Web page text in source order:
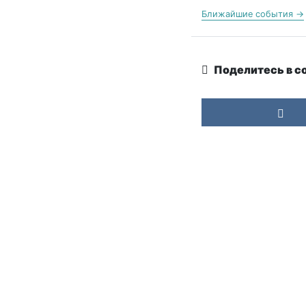
Ближайшие события →
Поделитесь в